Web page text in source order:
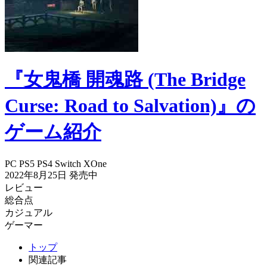
『女鬼橋 開魂路 (The Bridge
Curse: Road to Salvation)』の
ゲーム紹介
PC PS5 PS4 Switch XOne
2022年8月25日 発売中
レビュー
総合点
カジュアル
ゲーマー
トップ
関連記事